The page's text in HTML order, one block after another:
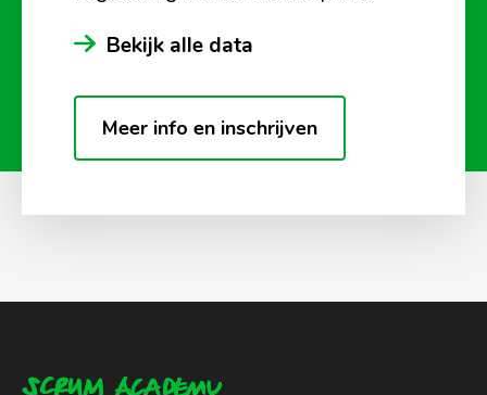
Bekijk alle data
Meer info en inschrijven